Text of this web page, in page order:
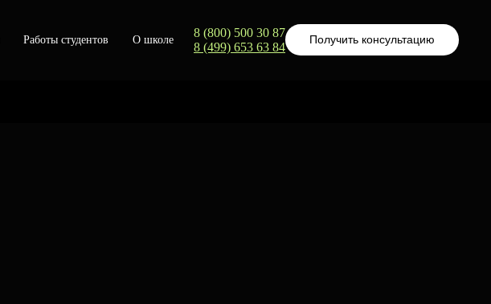
Работы студентов О школе
8 (800) 500 30 87
8 (499) 653 63 84
Получить консультацию